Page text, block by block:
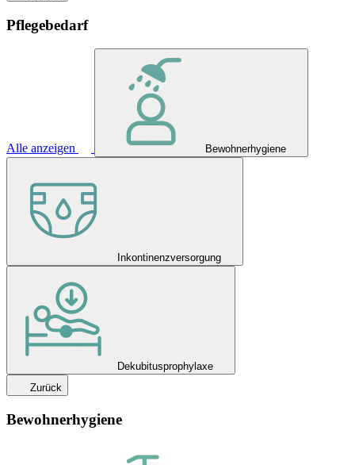
Pflegebedarf
Alle anzeigen Bewohnerhygiene
Inkontinenzversorgung
Dekubitusprophylaxe
Zurück
Bewohnerhygiene